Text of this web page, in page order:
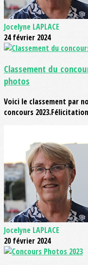
Jocelyne LAPLACE
24 février 2024
Classement du
photos
Voici le classement par
concours
Jocelyne LAPLACE
20 février 2024